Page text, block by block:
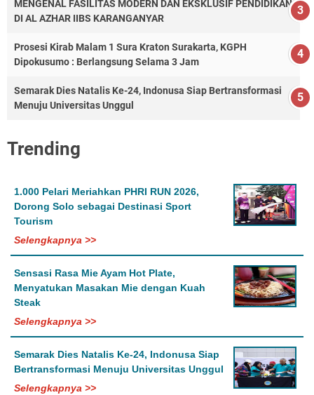
MENGENAL FASILITAS MODERN DAN EKSKLUSIF PENDIDIKAN
DI AL AZHAR IIBS KARANGANYAR
Prosesi Kirab Malam 1 Sura Kraton Surakarta, KGPH
Dipokusumo : Berlangsung Selama 3 Jam
Semarak Dies Natalis Ke-24, Indonusa Siap Bertransformasi
Menuju Universitas Unggul
Trending
1.000 Pelari Meriahkan PHRI RUN 2026,
Dorong Solo sebagai Destinasi Sport
Tourism
Selengkapnya >>
Sensasi Rasa Mie Ayam Hot Plate,
Menyatukan Masakan Mie dengan Kuah
Steak
Selengkapnya >>
Semarak Dies Natalis Ke-24, Indonusa Siap
Bertransformasi Menuju Universitas Unggul
Selengkapnya >>